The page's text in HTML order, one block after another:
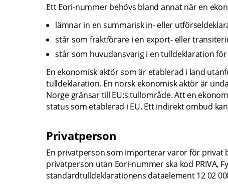
Ett Eori-nummer behövs bland annat när en
lämnar in en summarisk in- eller
står som fraktförare i en export- eller
står som huvudansvarig i en tulldeklaration
En ekonomisk aktör som är etablerad i land
tulldeklaration. En norsk ekonomisk aktör är
Norge gränsar till EU:s tullområde. Att en
status som etablerad i EU. Ett indirekt ombud
Privatperson
En privatperson som importerar varor för privat
privatperson utan Eori-nummer ska kod PRIVA,
standardtulldeklarationens dataelement 12 02